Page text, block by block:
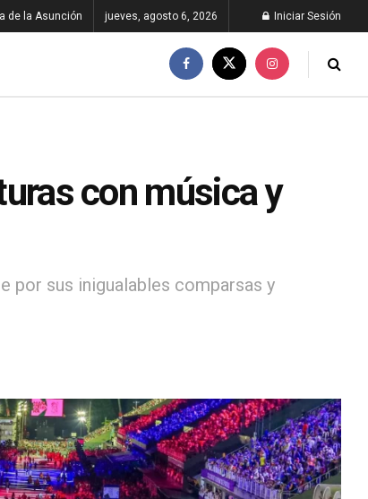
de la Asunción jueves, agosto 6, 2026 Iniciar Sesión
con música y
por sus inigualables comparsas y